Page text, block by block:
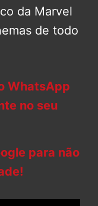
da Marvel
de todo
WhatsApp
no seu
para não